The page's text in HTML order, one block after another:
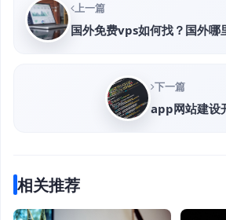
上一篇
国外免费vps如何找？国外哪
下一篇
app网站建设
相关推荐